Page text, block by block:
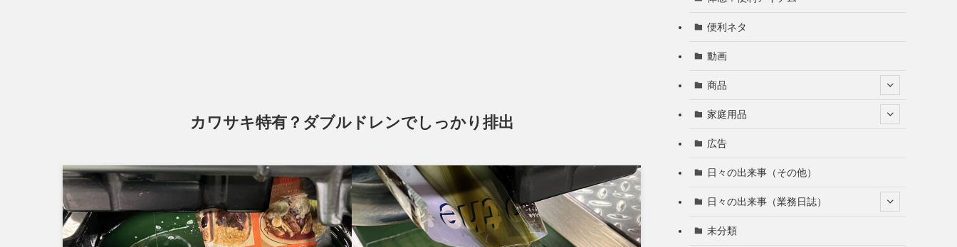
カワサキ特有？ダブルドレンでしっかり排出
便利ネタ
動画
商品
家庭用品
広告
日々の出来事（その他）
日々の出来事（業務日誌）
未分類